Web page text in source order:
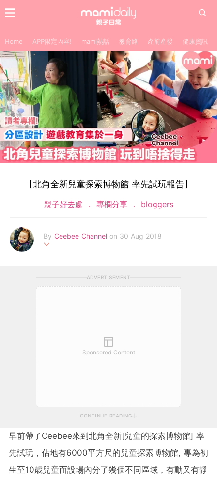
Home APP限定內容! mami熱話 教育路 產前產後 健康資訊
【北角全新兒童探索博物館 率先試玩報告】
親子好去處 專欄分享 bloggers
By Ceebee Channel on 30 Aug 2018
除了記錄女兒Ceebee的成長外,更希望將快樂分享給大家
ADVERTISEMENT
Sponsored Content
CONTINUE READING
早前帶了Ceebee來到北角全新[兒童的探索博物館] 率
先試玩，佔地有6000平方尺的兒童探索博物館, 專為初
生至10歳兒童而設場內分了幾個不同區域，有動又有靜